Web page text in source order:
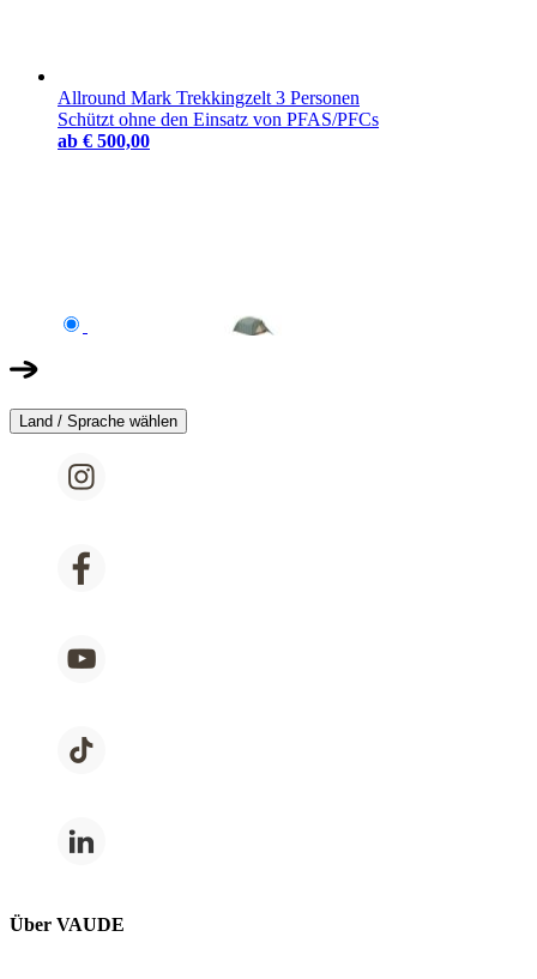
Allround Mark Trekkingzelt 3 Personen
Schützt ohne den Einsatz von PFAS/PFCs
ab € 500,00
Land / Sprache wählen
Über VAUDE